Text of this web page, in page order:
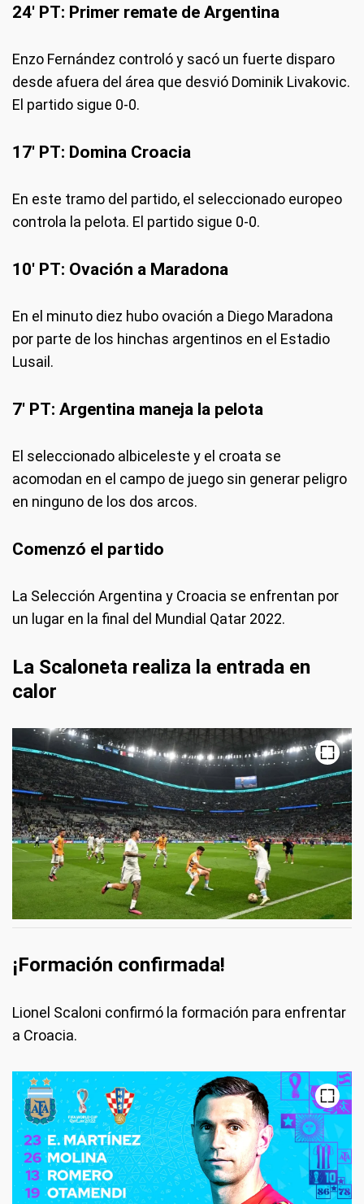
24' PT: Primer remate de Argentina
Enzo Fernández controló y sacó un fuerte disparo
desde afuera del área que desvió Dominik Livakovic.
El partido sigue 0-0.
17' PT: Domina Croacia
En este tramo del partido, el seleccionado europeo
controla la pelota. El partido sigue 0-0.
10' PT: Ovación a Maradona
En el minuto diez hubo ovación a Diego Maradona
por parte de los hinchas argentinos en el Estadio
Lusail.
7' PT: Argentina maneja la pelota
El seleccionado albiceleste y el croata se
acomodan en el campo de juego sin generar peligro
en ninguno de los dos arcos.
Comenzó el partido
La Selección Argentina y Croacia se enfrentan por
un lugar en la final del Mundial Qatar 2022.
La Scaloneta realiza la entrada en
calor
¡Formación confirmada!
Lionel Scaloni confirmó la formación para enfrentar
a Croacia.